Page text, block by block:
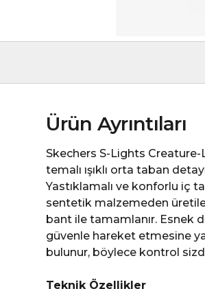
Ürün Ayrıntıları
Skechers S-Lights Creature-
temalı ışıklı orta taban
Yastıklamalı ve konforlu iç
sentetik malzemeden
bant ile tamamlanır. Esnek
güvenle hareket etmesine
bulunur, böylece kontrol
Teknik Özellikler